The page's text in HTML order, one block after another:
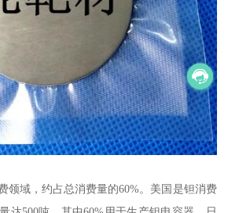
领域，约占总消费量的60%。美国是钽消费